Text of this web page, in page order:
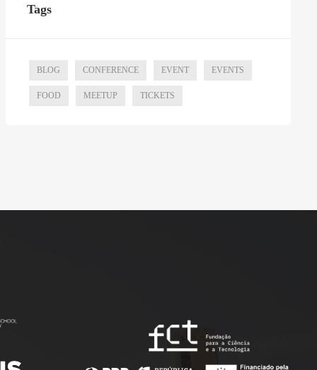
Tags
BLOG CONFERENCE EVENT EVENTS
FOOD MEETUP TICKETS